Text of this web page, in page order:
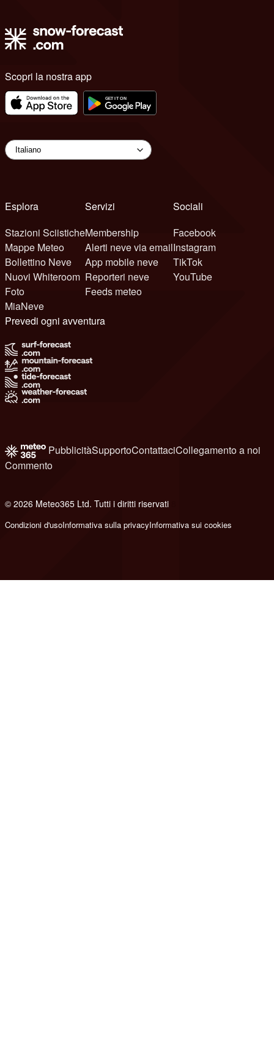
Scopri la nostra app
Esplora
Stazioni Sciistiche
Mappe Meteo
Bollettino Neve
Nuovi Whiteroom
Foto
MiaNeve
Servizi
Membership
Alerti neve via email
App mobile neve
Reporteri neve
Feeds meteo
Sociali
Facebook
Instagram
TikTok
YouTube
Prevedi ogni avventura
PubblicitàSupportoContattaciCollegamento a noi
Commento
© 2026 Meteo365 Ltd. Tutti i diritti riservati
Condizioni d'usoInformativa sulla privacyInformativa sui cookies